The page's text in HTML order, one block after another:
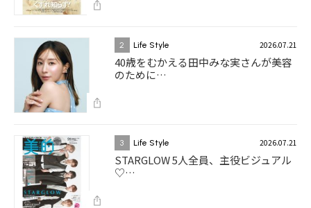
2 Life Style 2026.07.21
40歳をむかえる田中みな実さんが美容
のために…
3 Life Style 2026.07.21
STARGLOW 5人全員、主役ビジュアル
♡…